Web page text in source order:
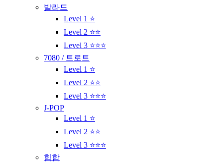
발라드
Level 1 ⭐
Level 2 ⭐⭐
Level 3 ⭐⭐⭐
7080 / 트로트
Level 1 ⭐
Level 2 ⭐⭐
Level 3 ⭐⭐⭐
J-POP
Level 1 ⭐
Level 2 ⭐⭐
Level 3 ⭐⭐⭐
힙합